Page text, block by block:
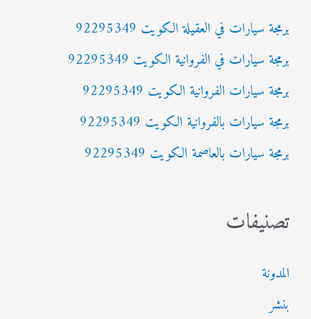
ع
ن
:
برمجة سيارات في العقيلة الكويت 92295349
برمجة سيارات في الفروانية الكويت 92295349
برمجة سيارات الفروانية الكويت 92295349
برمجة سيارات بالفروانية الكويت 92295349
برمجة سيارات بالعاصمة الكويت 92295349
تصنيفات
المدونة
بنشر